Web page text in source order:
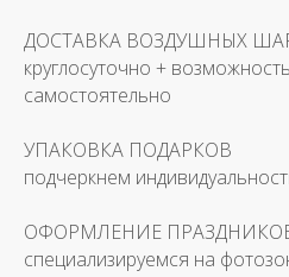
ДОСТАВКА ВОЗДУШНЫХ
круглосуточно +
самостоятельно
УПАКОВКА ПОДАРКОВ
подчеркнем
ОФОРМЛЕНИЕ
специализируемся на